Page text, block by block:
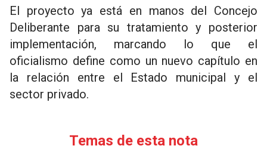
El proyecto ya está en manos del Concejo
Deliberante para su tratamiento y posterior
implementación, marcando lo que el
oficialismo define como un nuevo capítulo en
la relación entre el Estado municipal y el
sector privado.
Temas de esta nota